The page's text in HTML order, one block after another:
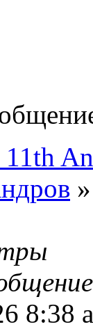
8:38